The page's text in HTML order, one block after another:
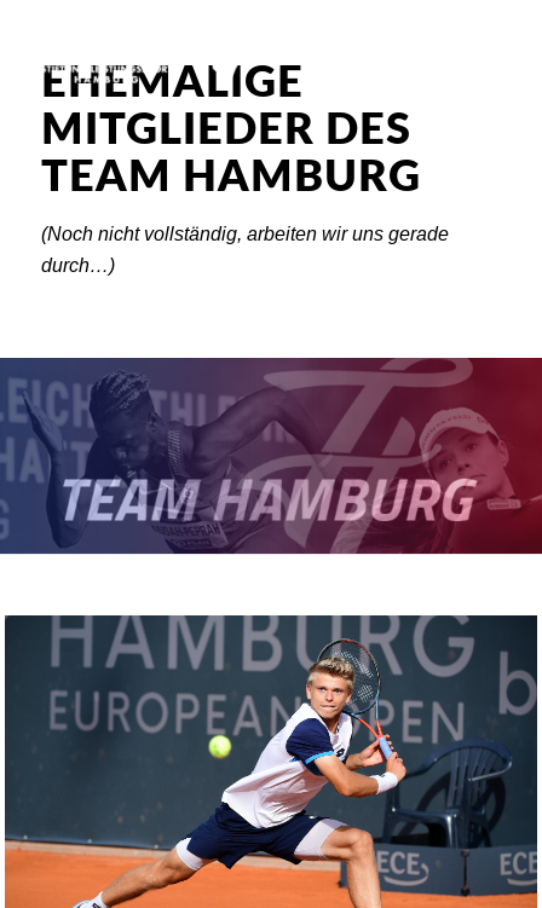
EHEMALIGE
MITGLIEDER DES
TEAM HAMBURG
(Noch nicht vollständig, arbeiten wir uns gerade
durch…)